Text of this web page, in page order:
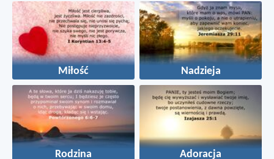
Miłość Nadzieja
Rodzina Adoracja